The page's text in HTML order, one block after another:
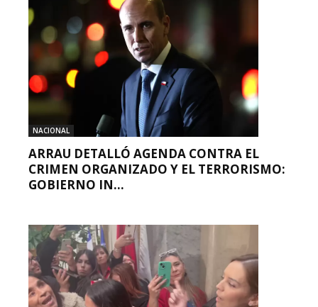
NACIONAL
ARRAU DETALLÓ AGENDA CONTRA EL
CRIMEN ORGANIZADO Y EL TERRORISMO:
GOBIERNO IN...